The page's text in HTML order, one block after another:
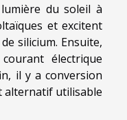
du soleil à
et excitent
silicium. Ensuite,
électrique
il y a conversion
alternatif utilisable